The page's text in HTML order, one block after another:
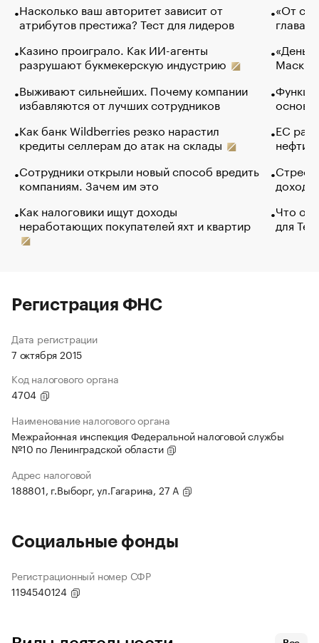
Насколько ваш авторитет зависит от
атрибутов престижа? Тест для лидеров
Казино проиграло. Как ИИ-агенты
разрушают букмекерскую индустрию
Выживают сильнейших. Почему компании
избавляются от лучших сотрудников
Как банк Wildberries резко нарастил
кредиты селлерам до атак на склады
Сотрудники открыли новый способ вредить
компаниям. Зачем им это
Как налоговики ищут доходы
неработающих покупателей яхт и квартир
«От
глава
Маск в
основ
ЕС
нефти
Что
для
Регистрация ФНС
Дата регистрации
7 октября 2015
Код налогового органа
4704
Наименование налогового органа
Межрайонная инспекция Федеральной налоговой службы
№10 по Ленинградской области
Адрес налоговой
188801, г.Выборг, ул.Гагарина, 27 А
Социальные фонды
Регистрационный номер СФР
1194540124